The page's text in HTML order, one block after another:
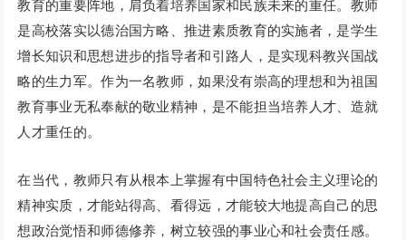
教育的重要阵地，肩负着培养国家和民族未来的重任。教师
是高校落实以德治国方略、推进素质教育的实施者，是学生
增长知识和思想进步的指导者和引路人，是实现科教兴国战
略的生力军。作为一名教师，如果没有崇高的理想和为祖国
教育事业无私奉献的敬业精神，是不能担当培养人才、造就
人才重任的。
在当代，教师只有从根本上掌握有中国特色社会主义理论的
精神实质，才能站得高、看得远，才能较大地提高自己的思
想政治觉悟和师德修养，树立较强的事业心和社会责任感。